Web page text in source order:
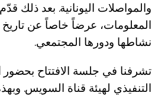
والمواصلات اليونانية. بعد ذلك قدّم
نشاطها ودورها المجتمعي.
تشرفنا في جلسة الافتتاح بحضور
التنفيذي لهيئة قناة السويس.